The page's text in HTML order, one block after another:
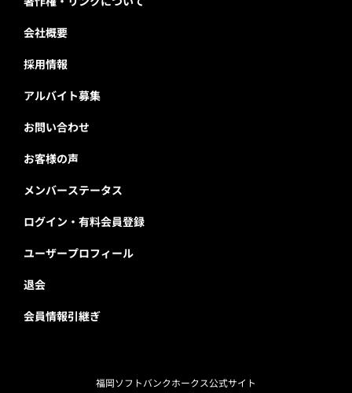
会社概要
採用情報
アルバイト募集
お問い合わせ
お客様の声
メンバーステータス
ログイン・有料会員登録
ユーザープロフィール
退会
会員情報引継ぎ
福岡ソフトバンクホークス公式サイト